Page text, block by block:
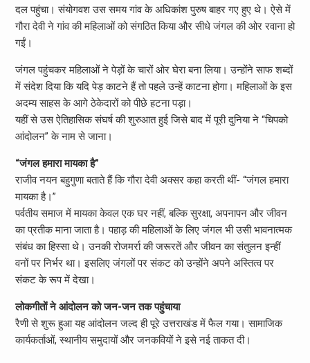
दल पहुंचा। संयोगवश उस समय गांव के अधिकांश पुरुष बाहर गए हुए थे। ऐसे में
गौरा देवी ने गांव की महिलाओं को संगठित किया और सीधे जंगल की ओर रवाना हो
गईं।
जंगल पहुंचकर महिलाओं ने पेड़ों के चारों ओर घेरा बना लिया। उन्होंने साफ शब्दों
में संदेश दिया कि यदि पेड़ काटने हैं तो पहले उन्हें काटना होगा। महिलाओं के इस
अदम्य साहस के आगे ठेकेदारों को पीछे हटना पड़ा।
यहीं से उस ऐतिहासिक संघर्ष की शुरुआत हुई जिसे बाद में पूरी दुनिया ने “चिपको
आंदोलन” के नाम से जाना।
“जंगल हमारा मायका है”
राजीव नयन बहुगुणा बताते हैं कि गौरा देवी अक्सर कहा करती थीं- “जंगल हमारा
मायका है।”
पर्वतीय समाज में मायका केवल एक घर नहीं, बल्कि सुरक्षा, अपनापन और जीवन
का प्रतीक माना जाता है। पहाड़ की महिलाओं के लिए जंगल भी उसी भावनात्मक
संबंध का हिस्सा थे। उनकी रोजमर्रा की जरूरतें और जीवन का संतुलन इन्हीं
वनों पर निर्भर था। इसलिए जंगलों पर संकट को उन्होंने अपने अस्तित्व पर
संकट के रूप में देखा।
लोकगीतों ने आंदोलन को जन-जन तक पहुंचाया
रैणी से शुरू हुआ यह आंदोलन जल्द ही पूरे उत्तराखंड में फैल गया। सामाजिक
कार्यकर्ताओं, स्थानीय समुदायों और जनकवियों ने इसे नई ताकत दी।